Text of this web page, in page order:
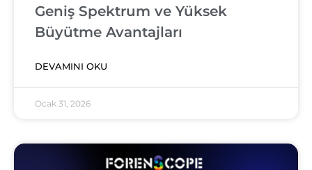
Geniş Spektrum ve Yüksek
Büyütme Avantajları
DEVAMINI OKU
Ocak 31, 2026